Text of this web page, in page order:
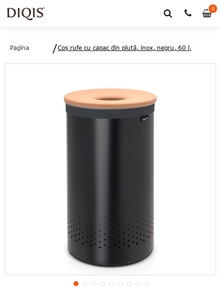
00
Pagina
Coş rufe cu capac din plută, inox, negru, 60 l,